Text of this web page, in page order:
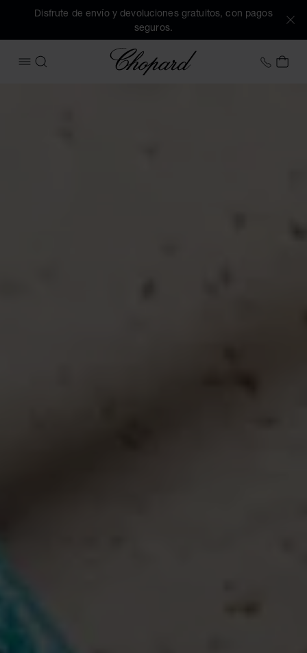
Disfrute de envío y devoluciones gratuitos, con pagos
seguros.
ABRIR MENÚ
BUSCAR Chopard +34
MI